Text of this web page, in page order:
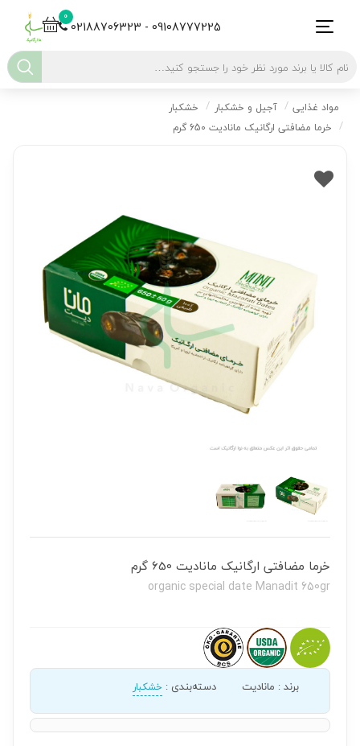
0
02188706323 - 09108777225
مواد غذایی آجیل و خشکبار
خشکبار
خرما مضافتی ارگانیک مانادیت 650 گرم
خرما مضافتی ارگانیک مانادیت 650 گرم
organic special date Manadit 650gr
برند: مانادیت دسته‌بندی : خشکبار